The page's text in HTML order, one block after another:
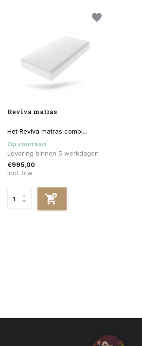
Reviva matras
Het Reviva matras combi...
Op voorraad
Levering binnen 5 werkdagen
€995,00
Incl. btw